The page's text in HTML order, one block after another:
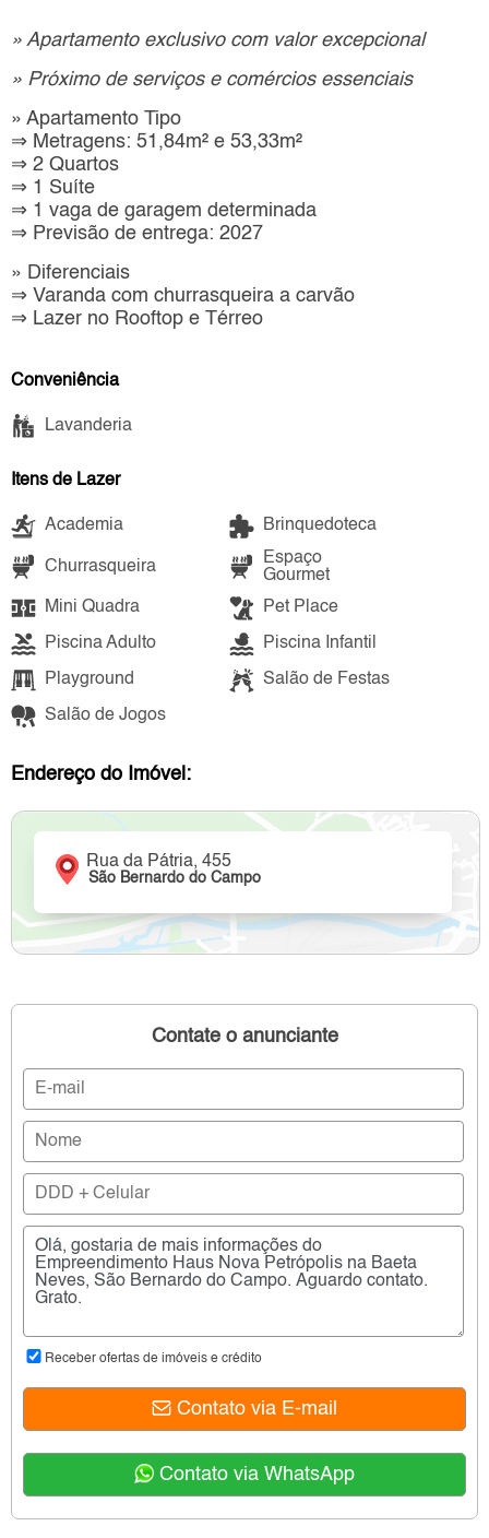
» Apartamento exclusivo com valor excepcional
» Próximo de serviços e comércios essenciais
» Apartamento Tipo
⇒ Metragens: 51,84m² e 53,33m²
⇒ 2 Quartos
⇒ 1 Suíte
⇒ 1 vaga de garagem determinada
⇒ Previsão de entrega: 2027
» Diferenciais
⇒ Varanda com churrasqueira a carvão
⇒ Lazer no Rooftop e Térreo
Conveniência
Lavanderia
Itens de Lazer
Academia Brinquedoteca
Churrasqueira
Espaço
Gourmet
Mini Quadra
Pet Place
Piscina Adulto Piscina Infantil
Playground Salão de Festas
Salão de Jogos
Endereço do Imóvel:
Rua da Pátria, 455
São Bernardo do Campo
Contate o anunciante
Receber ofertas de imóveis e crédito
Contato via E-mail
Contato via WhatsApp